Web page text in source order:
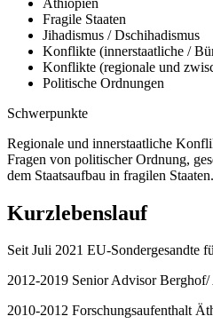
Fragile Staaten
Jihadismus / Dschihadismus
Konflikte (innerstaatliche /
Konflikte (regionale und
Politische Ordnungen
Schwerpunkte
Regionale und innerstaatliche
Fragen von politischer Ordnung,
dem Staatsaufbau in fragilen Staaten.
Kurzlebenslauf
Seit Juli 2021 EU-Sondergesandte
2012-2019 Senior Advisor
2010-2012 Forschungsaufenthalt